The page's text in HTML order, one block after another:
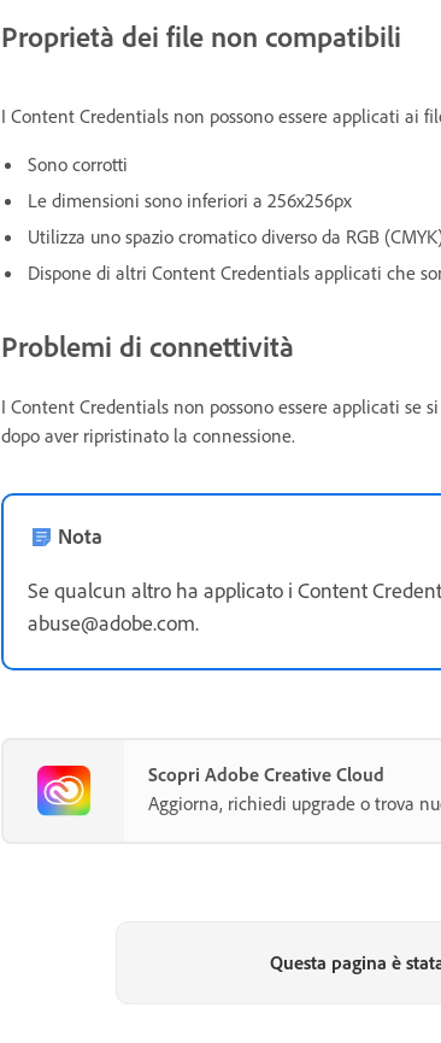
Proprietà dei file non compatibili
I Content Credentials non possono essere applicati ai
Sono corrotti
Le dimensioni sono inferiori a 256x256px
Utilizza uno spazio cromatico diverso da RGB
Dispone di altri Content Credentials applicati che
Problemi di connettività
I Content Credentials non possono essere applicati se
dopo aver ripristinato la connessione.
Nota
Se qualcun altro ha applicato i Content
abuse@adobe.com.
Scopri Adobe Creative Cloud
Aggiorna, richiedi upgrade o trova
Questa pagina è